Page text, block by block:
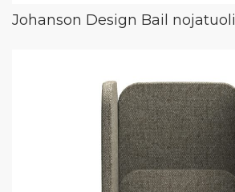
Johanson Design Bail nojatuoli